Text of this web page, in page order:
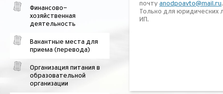
Финансово-
хозяйственная
деятельность
Вакантные места для
приема (перевода)
Организация питания в
образовательной
организации
почту anodpoavto@mail.ru.
Только для юридических
ИП.